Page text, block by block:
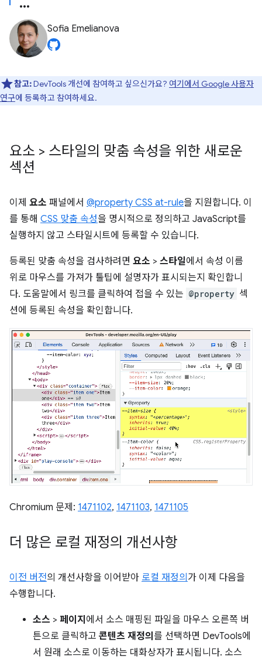
Sofia Emelianova
참고:DevTools 개선에 참여하고 싶으신가요? 여기에서 Google 사용자
연구에 등록하고 참여하세요.
요소 > 스타일의 맞춤 속성을 위한 새로운
섹션
이제 요소 패널에서 @property CSS at-rule을 지원합니다. 이
를 통해 CSS 맞춤 속성을 명시적으로 정의하고 JavaScript를
실행하지 않고 스타일시트에 등록할 수 있습니다.
등록된 맞춤 속성을 검사하려면 요소 > 스타일에서 속성 이름
위로 마우스를 가져가 툴팁에 설명자가 표시되는지 확인합니
다. 도움말에서 링크를 클릭하여 접을 수 있는 @property 섹
션에 등록된 속성을 확인합니다.
Chromium 문제: 1471102, 1471103, 1471105
더 많은 로컬 재정의 개선사항
이전 버전의 개선사항을 이어받아 로컬 재정의 가 이제 다음을
수행합니다.
소스 > 페이지 에서 소스 매핑된 파일을 마우스 오른쪽 버
튼으로 클릭하고 콘텐츠 재정의 를 선택하면 DevTools에
서 원래 소스로 이동하는 대화상자가 표시됩니다. 소스